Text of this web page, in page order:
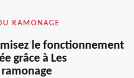
RAMONAGE
le fonctionnement
grâce à Les